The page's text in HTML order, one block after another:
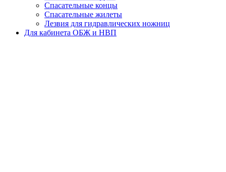
Спасательные концы
Спасательные жилеты
Лезвия для гидравлических ножниц
Для кабинета ОБЖ и НВП